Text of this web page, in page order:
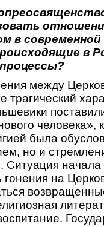
в
в
между
трагический
была
но и
начала
гонения на